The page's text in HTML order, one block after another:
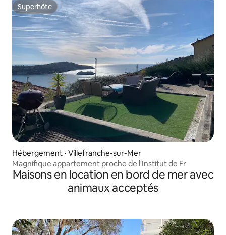
Superhôte
Superhôte
Hébergement ⋅ Villefranche-sur-Mer
Magnifique appartement proche de l'Institut de Fr
Maisons en location en bord de mer avec
animaux acceptés